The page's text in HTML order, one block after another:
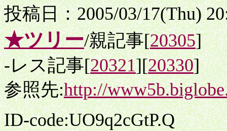
投稿日：2005/03/17(Thu)
★ツリー/親記事[20305]
-レス記事[20321][20330]
参照先:http://
ID-code:UO9q2cGtP.Q